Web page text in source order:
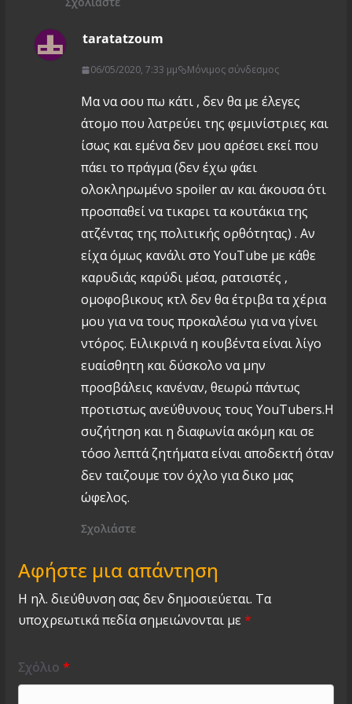
taratatzoum
06/05/2020, 7:33 μμ Μόνιμος σύνδεσμος
Μα να σου πω κάτι , δεν θα με έλεγες
άτομο που λατρεύει της φεμινίστριες και
ίσως και εμένα δεν μου αρέσει εκεί που
πάει το πράγμα (δεν έχω φάει
ολοκληρωμένο spoiler αν και άκουσα ότι
προσπαθεί να τικαρει τα κουτάκια της
ατζέντας της πολιτικής ορθότητας) . Αν
είχα όμως κανάλι στο YouTube με κάθε
καρυδιάς καρύδι μέσα, ρατσιστές ,
ομοφοβικους κτλ δεν θα έτριβα τα χέρια
μου για να τους προκαλέσω για να γίνει
ντόρος. Ειλικρινά η κουβέντα είναι λίγο
ευαίσθητη και δύσκολο να μην
προσβάλεις κανέναν, θεωρώ πάντως
προτιστως ανεύθυνους τους YouTubers.Η
συζήτηση και η διαφωνία ακόμη και σε
τόσο λεπτά ζητήματα είναι αποδεκτή όταν
δεν ταιζουμε τον όχλο για δικο μας
ώφελος.
Σχολιάστε
Αφήστε μια απάντηση
Η ηλ. διεύθυνση σας δεν δημοσιεύεται. Τα
υποχρεωτικά πεδία σημειώνονται με*
Σχόλιο *